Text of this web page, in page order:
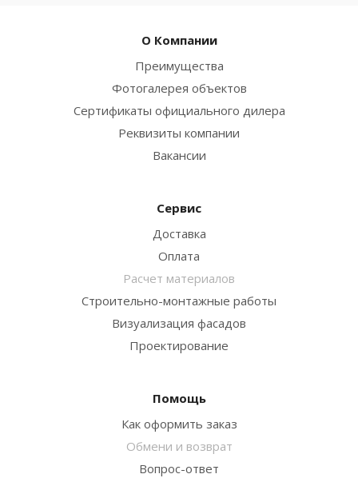
О Компании
Преимущества
Фотогалерея объектов
Сертификаты официального дилера
Реквизиты компании
Вакансии
Сервис
Доставка
Оплата
Расчет материалов
Строительно-монтажные работы
Визуализация фасадов
Проектирование
Помощь
Как оформить заказ
Обмени и возврат
Вопрос-ответ